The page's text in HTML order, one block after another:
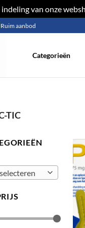
van onze
Ruim aanbod
Categorieën
TIC